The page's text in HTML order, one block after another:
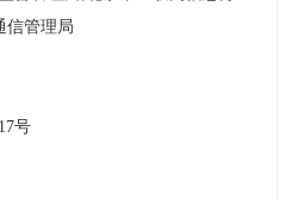
职能
信管理局
17号